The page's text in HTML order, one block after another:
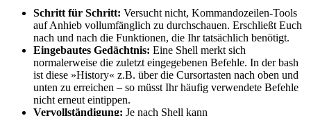
Schritt für Schritt: Versucht nicht, Kommandozeilen-Tools
auf Anhieb vollumfänglich zu durchschauen. Erschließt Euch
nach und nach die Funktionen, die Ihr tatsächlich benötigt.
Eingebautes Gedächtnis: Eine Shell merkt sich
normalerweise die zuletzt eingegebenen Befehle. In der bash
ist diese »History« z.B. über die Cursortasten nach oben und
unten zu erreichen – so müsst Ihr häufig verwendete Befehle
nicht erneut eintippen.
Vervollständigung: Je nach Shell kann